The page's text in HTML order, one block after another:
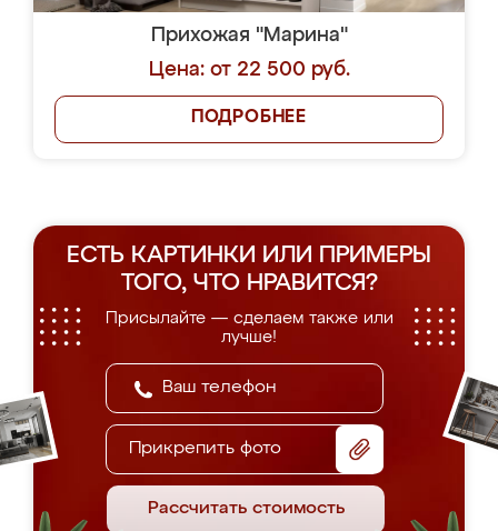
Прихожая "Марина"
Цена: от 22 500 руб.
ПОДРОБНЕЕ
ЕСТЬ КАРТИНКИ ИЛИ ПРИМЕРЫ
ТОГО, ЧТО НРАВИТСЯ?
Присылайте — сделаем также или
лучше!
Прикрепить фото
Рассчитать стоимость